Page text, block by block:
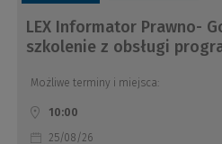
LEX Informator Prawno-
szkolenie z obsługi
Możliwe terminy i miejsca:
10:00
25/08/26